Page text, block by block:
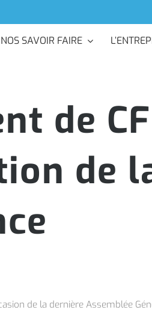
NOS SAVOIR FAIRE
de
de
de la dernière Assemblée